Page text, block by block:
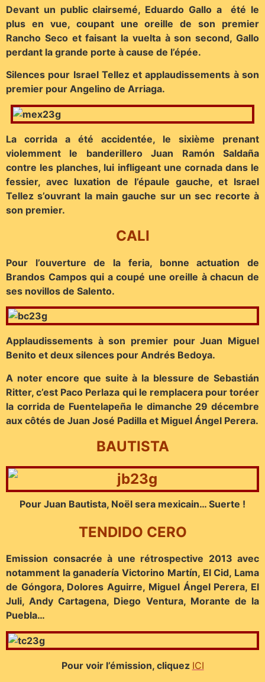
Devant un public clairsemé, Eduardo Gallo a été le
plus en vue, coupant une oreille de son premier
Rancho Seco et faisant la vuelta à son second, Gallo
perdant la grande porte à cause de l’épée.
Silences pour Israel Tellez et applaudissements à son
premier pour Angelino de Arriaga.
La corrida a été accidentée, le sixième prenant
violemment le banderillero Juan Ramón Saldaña
contre les planches, lui infligeant une cornada dans le
fessier, avec luxation de l’épaule gauche, et Israel
Tellez s’ouvrant la main gauche sur un sec recorte à
son premier.
CALI
Pour l’ouverture de la feria, bonne actuation de
Brandos Campos qui a coupé une oreille à chacun de
ses novillos de Salento.
Applaudissements à son premier pour Juan Miguel
Benito et deux silences pour Andrés Bedoya.
A noter encore que suite à la blessure de Sebastián
Ritter, c’est Paco Perlaza qui le remplacera pour toréer
la corrida de Fuentelapeña le dimanche 29 décembre
aux côtés de Juan José Padilla et Miguel Ángel Perera.
BAUTISTA
Pour Juan Bautista, Noël sera mexicain… Suerte !
TENDIDO CERO
Emission consacrée à une rétrospective 2013 avec
notamment la ganadería Victorino Martín, El Cid, Lama
de Góngora, Dolores Aguirre, Miguel Ángel Perera, El
Juli, Andy Cartagena, Diego Ventura, Morante de la
Puebla…
Pour voir l’émission, cliquez ICI